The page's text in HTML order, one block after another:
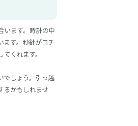
います。時計の中
ます。秒針がコチ
くれます。
でしょう。引っ越
るかもしれませ